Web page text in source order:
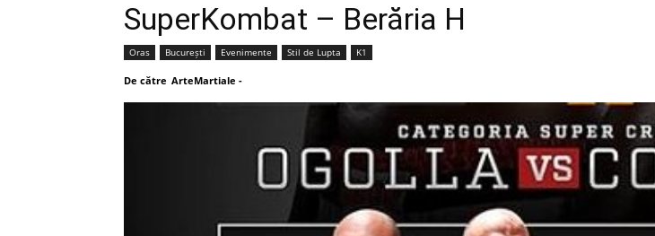
SuperKombat – Berăria H
Oras București Evenimente Stil de Lupta K1
De către ArteMartiale -